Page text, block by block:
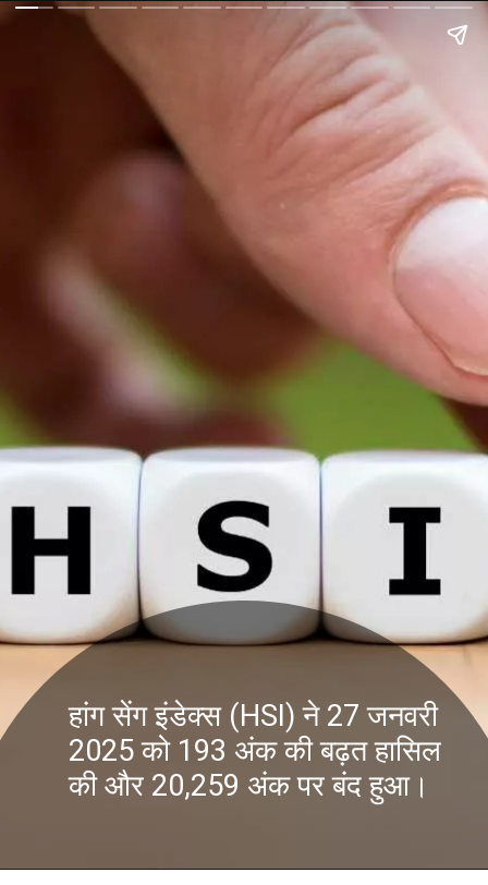
हांग सेंग इंडेक्स (HSI) ने 27 जनवरी
2025 को 193 अंक की बढ़त हासिल
की और 20,259 अंक पर बंद हुआ।